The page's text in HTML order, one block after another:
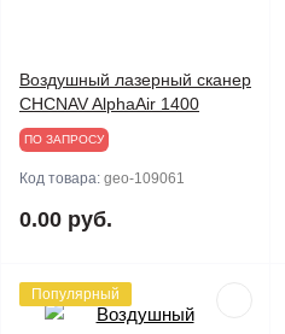
Воздушный лазерный сканер
CHCNAV AlphaAir 1400
ПО ЗАПРОСУ
Код товара: geo-109061
0.00 руб.
Популярный